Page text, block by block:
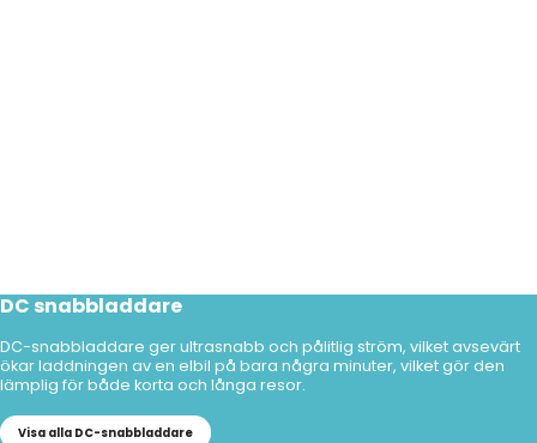
DC snabbladdare
DC-snabbladdare ger ultrasnabb och pålitlig ström, vilket avsevärt
ökar laddningen av en elbil på bara några minuter, vilket gör den
lämplig för både korta och långa resor.
Visa alla DC-snabbladdare